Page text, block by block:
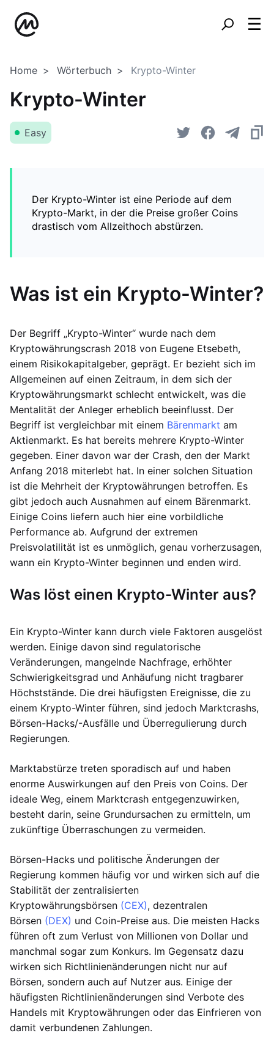
Home Wörterbuch Krypto-Winter
Krypto-Winter
Easy
Der Krypto-Winter ist eine Periode auf dem
Krypto-Markt, in der die Preise großer Coins
drastisch vom Allzeithoch abstürzen.
Was ist ein Krypto-Winter?
Der Begriff „Krypto-Winter“ wurde nach dem
Kryptowährungscrash 2018 von Eugene Etsebeth,
einem Risikokapitalgeber, geprägt. Er bezieht sich im
Allgemeinen auf einen Zeitraum, in dem sich der
Kryptowährungsmarkt schlecht entwickelt, was die
Mentalität der Anleger erheblich beeinflusst. Der
Begriff ist vergleichbar mit einem Bärenmarkt am
Aktienmarkt. Es hat bereits mehrere Krypto-Winter
gegeben. Einer davon war der Crash, den der Markt
Anfang 2018 miterlebt hat. In einer solchen Situation
ist die Mehrheit der Kryptowährungen betroffen. Es
gibt jedoch auch Ausnahmen auf einem Bärenmarkt.
Einige Coins liefern auch hier eine vorbildliche
Performance ab. Aufgrund der extremen
Preisvolatilität ist es unmöglich, genau vorherzusagen,
wann ein Krypto-Winter beginnen und enden wird.
Was löst einen Krypto-Winter aus?
Ein Krypto-Winter kann durch viele Faktoren ausgelöst
werden. Einige davon sind regulatorische
Veränderungen, mangelnde Nachfrage, erhöhter
Schwierigkeitsgrad und Anhäufung nicht tragbarer
Höchststände. Die drei häufigsten Ereignisse, die zu
einem Krypto-Winter führen, sind jedoch Marktcrashs,
Börsen-Hacks/-Ausfälle und Überregulierung durch
Regierungen.
Marktabstürze treten sporadisch auf und haben
enorme Auswirkungen auf den Preis von Coins. Der
ideale Weg, einem Marktcrash entgegenzuwirken,
besteht darin, seine Grundursachen zu ermitteln, um
zukünftige Überraschungen zu vermeiden.
Börsen-Hacks und politische Änderungen der
Regierung kommen häufig vor und wirken sich auf die
Stabilität der zentralisierten
Kryptowährungsbörsen (CEX), dezentralen
Börsen (DEX) und Coin-Preise aus. Die meisten Hacks
führen oft zum Verlust von Millionen von Dollar und
manchmal sogar zum Konkurs. Im Gegensatz dazu
wirken sich Richtlinienänderungen nicht nur auf
Börsen, sondern auch auf Nutzer aus. Einige der
häufigsten Richtlinienänderungen sind Verbote des
Handels mit Kryptowährungen oder das Einfrieren von
damit verbundenen Zahlungen.